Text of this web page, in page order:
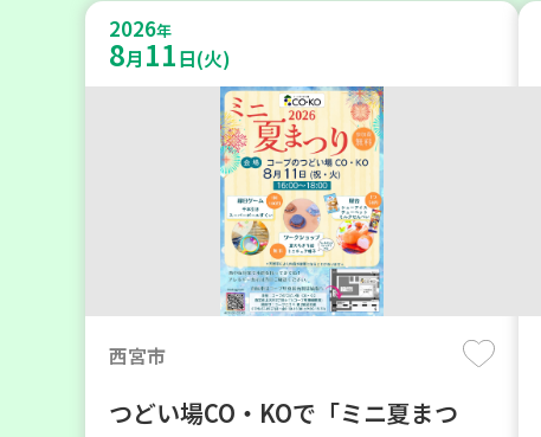
2026年
8月 11日(火)
西宮市
つどい場CO・KOで「ミニ夏まつ